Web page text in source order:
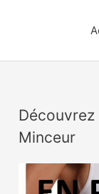
Minceur